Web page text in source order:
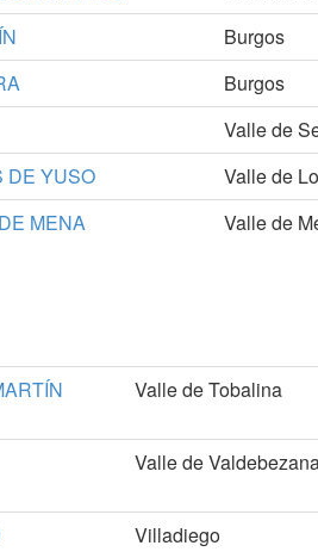
Burgos
Burgos
Valle de
DE YUSO Valle de
MENA Valle de
Valle de Tobalina
Valle de
Villadiego